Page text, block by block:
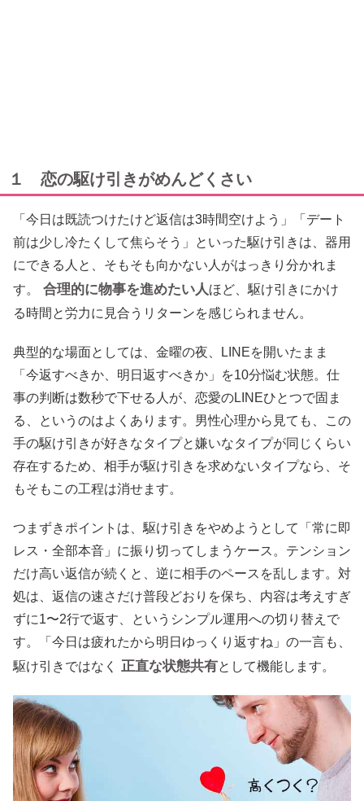
１ 恋の駆け引きがめんどくさい
「今日は既読つけたけど返信は3時間空けよう」「デート
前は少し冷たくして焦らそう」といった駆け引きは、器用
にできる人と、そもそも向かない人がはっきり分かれま
す。
合理的に物事を進めたい人ほど、駆け引きにかけ
る時間と労力に見合うリターンを感じられません。
典型的な場面としては、金曜の夜、LINEを開いたまま
「今返すべきか、明日返すべきか」を10分悩む状態。仕
事の判断は数秒で下せる人が、恋愛のLINEひとつで固ま
る、というのはよくあります。男性心理から見ても、この
手の駆け引きが好きなタイプと嫌いなタイプが同じくらい
存在するため、相手が駆け引きを求めないタイプなら、そ
もそもこの工程は消せます。
つまずきポイントは、駆け引きをやめようとして「常に即
レス・全部本音」に振り切ってしまうケース。テンション
だけ高い返信が続くと、逆に相手のペースを乱します。対
処は、返信の速さだけ普段どおりを保ち、内容は考えすぎ
ずに1〜2行で返す、というシンプル運用への切り替えで
す。「今日は疲れたから明日ゆっくり返すね」の一言も、
駆け引きではなく
正直な状態共有として機能します。